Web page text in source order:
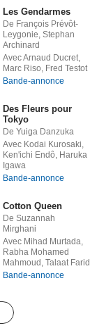
Les Gendarmes
De François Prévôt-
Leygonie, Stephan
Archinard
Avec Arnaud Ducret,
Marc Riso, Fred Testot
Bande-annonce
Des Fleurs pour
Tokyo
De Yuiga Danzuka
Avec Kodai Kurosaki,
Ken'ichi Endô, Haruka
Igawa
Bande-annonce
Cotton Queen
De Suzannah
Mirghani
Avec Mihad Murtada,
Rabha Mohamed
Mahmoud, Talaat Farid
Bande-annonce